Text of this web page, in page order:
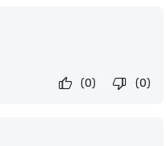
(0)
(0)